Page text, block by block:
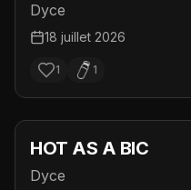
Dyce
18 juillet 2026
1 1
HOT AS A BIC
Dyce